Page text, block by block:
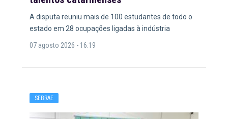
A disputa reuniu mais de 100 estudantes de todo o
estado em 28 ocupações ligadas à indústria
07 agosto 2026 - 16:19
SEBRAE